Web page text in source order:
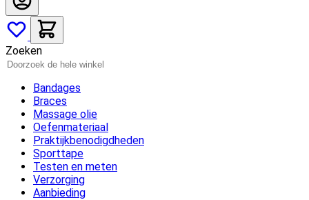
Zoeken
Bandages
Braces
Massage olie
Oefenmateriaal
Praktijkbenodigdheden
Sporttape
Testen en meten
Verzorging
Aanbieding